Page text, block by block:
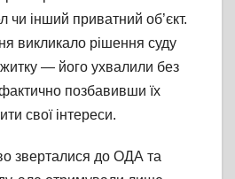
чи інший приватний об’єкт.
викликало рішення суду
— його ухвалили без
позбавивши їх
свої інтереси.
зверталися до ОДА та